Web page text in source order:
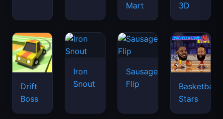
Mart
3D
Drift
Boss
Iron
Snout
Sausage
Flip
Basketball
Stars